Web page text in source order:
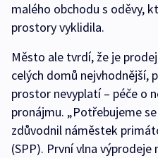
malého obchodu s oděvy,
prostory vyklidila.
Město ale tvrdí, že je
celých domů nejvhodnější,
prostor nevyplatí – péče o
pronájmu. „Potřebujeme
zdůvodnil náměstek
(SPP). První vlna výprodeje